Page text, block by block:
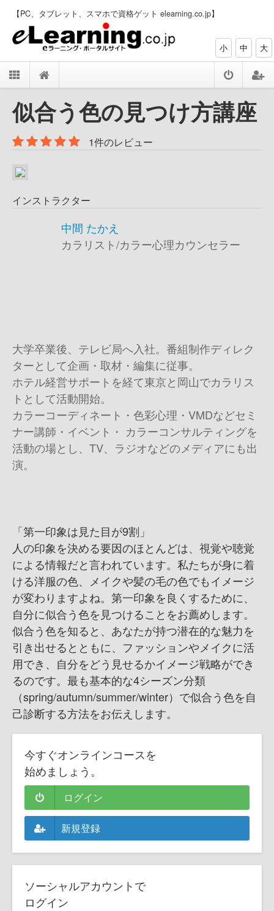
【PC、タブレット、スマホで資格ゲット elearning.co.jp】
小 中 大
似合う色の見つけ方講座
1件のレビュー
インストラクター
中間 たかえ
カラリスト/カラー心理カウンセラー
大学卒業後、テレビ局へ入社。番組制作ディレク
ターとして企画・取材・編集に従事。
ホテル経営サポートを経て東京と岡山でカラリス
トとして活動開始。
カラーコーディネート・色彩心理・VMDなどセミ
ナー講師・イベント・ カラーコンサルティングを
活動の場とし、TV、ラジオなどのメディアにも出
演。
「第一印象は見た目が9割」
人の印象を決める要因のほとんどは、視覚や聴覚
による情報だと言われています。私たちが身に着
ける洋服の色、メイクや髪の毛の色でもイメージ
が変わりますよね。 第一印象を良くするために、
自分に似合う色を見つけることをお薦めします。
似合う色を知ると、あなたが持つ潜在的な魅力を
引き出せるとともに、ファッションやメイクに活
用でき、自分をどう見せるかイメージ戦略ができ
るのです。 最も基本的な4シーズン分類
（spring/autumn/summer/winter）で似合う色を自
己診断する方法をお伝えします。
今すぐオンラインコースを
始めましょう。
ログイン
新規登録
ソーシャルアカウントで
ログイン